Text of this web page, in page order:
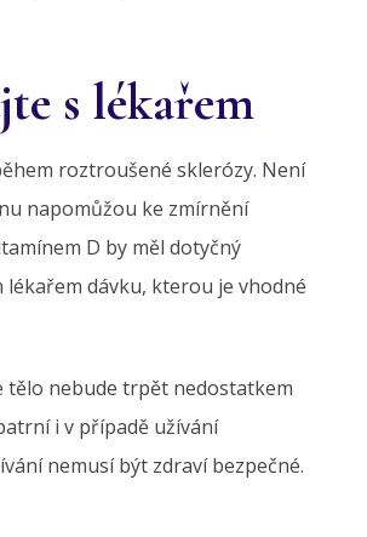
s lékařem
roztroušené sklerózy. Není
napomůžou ke zmírnění
D by měl dotyčný
dávku, kterou je vhodné
tělo nebude trpět nedostatkem
i v případě užívání
nemusí být zdraví bezpečné.